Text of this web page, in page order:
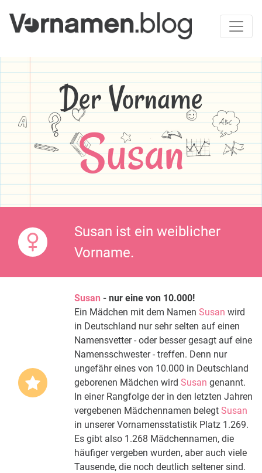
Der Vorname
Susan
Susan ist ein weiblicher
Vorname.
Susan - nur eine von 10.000!
Ein Mädchen mit dem Namen Susan wird
in Deutschland nur sehr selten auf einen
Namensvetter - oder besser gesagt auf eine
Namensschwester - treffen. Denn nur
ungefähr eines von 10.000 in Deutschland
geborenen Mädchen wird Susan genannt.
In einer Rangfolge der in den letzten Jahren
vergebenen Mädchennamen belegt Susan
in unserer Vornamensstatistik Platz 1.269.
Es gibt also 1.268 Mädchennamen, die
häufiger vergeben wurden, aber auch viele
Tausende, die noch deutlich seltener sind.